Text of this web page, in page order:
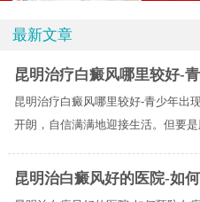
最新文章
昆明治疗白癜风哪里较好-
昆明治疗白癜风哪里较好-青少年出
开朗，自信满满地迎接生活。但要是
昆明治白癜风好的医院-如